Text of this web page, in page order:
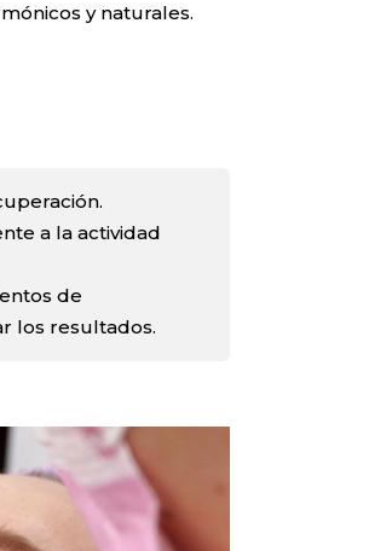
y naturales.
a la actividad
de
los resultados.